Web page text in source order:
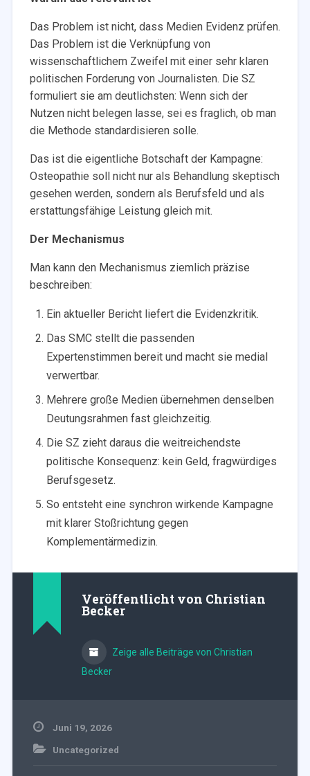
Das Problem ist nicht, dass Medien Evidenz prüfen.
Das Problem ist die Verknüpfung von
wissenschaftlichem Zweifel mit einer sehr klaren
politischen Forderung von Journalisten. Die SZ
formuliert sie am deutlichsten: Wenn sich der
Nutzen nicht belegen lasse, sei es fraglich, ob man
die Methode standardisieren solle.
Das ist die eigentliche Botschaft der Kampagne:
Osteopathie soll nicht nur als Behandlung skeptisch
gesehen werden, sondern als Berufsfeld und als
erstattungsfähige Leistung gleich mit.
Der Mechanismus
Man kann den Mechanismus ziemlich präzise
beschreiben:
Ein aktueller Bericht liefert die Evidenzkritik.
Das SMC stellt die passenden
Expertenstimmen bereit und macht sie medial
verwertbar.
Mehrere große Medien übernehmen denselben
Deutungsrahmen fast gleichzeitig.
Die SZ zieht daraus die weitreichendste
politische Konsequenz: kein Geld, fragwürdiges
Berufsgesetz.
So entsteht eine synchron wirkende Kampagne
mit klarer Stoßrichtung gegen
Komplementärmedizin.
Veröffentlicht von Christian
Becker
Zeige alle Beiträge von Christian
Becker
Juni 19, 2026
Uncategorized